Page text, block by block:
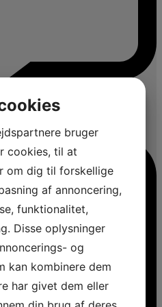
bruger
cookies, til at
om dig til forskellige
af annoncering,
funktionalitet,
Disse oplysninger
og
kan kombinere dem
har givet dem eller